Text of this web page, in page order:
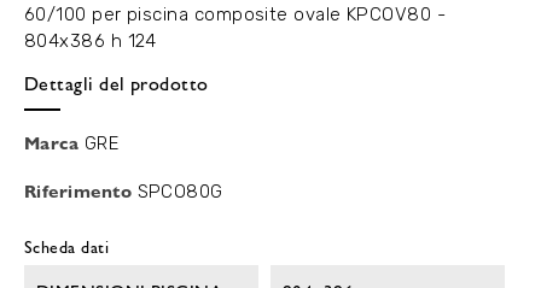
60/100 per piscina composite ovale KPCOV80 -
804x386 h 124
Dettagli del prodotto
Marca GRE
Riferimento SPCO80G
Scheda dati